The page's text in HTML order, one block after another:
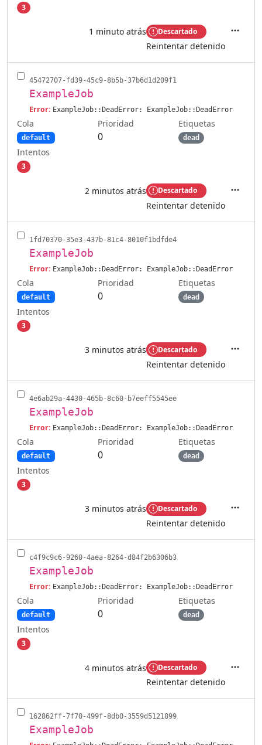
3
1 minuto atrás Descartado
Reintentar detenido
45472707-fd39-45c9-8b5b-37b6d1d209f1
ExampleJob
Error: ExampleJob::DeadError: ExampleJob::DeadError
Cola
default
Prioridad
0
Etiquetas
dead
Intentos
3
2 minutos atrás Descartado
Reintentar detenido
1fd70370-35e3-437b-81c4-8010f1bdfde4
ExampleJob
Error: ExampleJob::DeadError: ExampleJob::DeadError
Cola
default
Prioridad
0
Etiquetas
dead
Intentos
3
3 minutos atrás Descartado
Reintentar detenido
4e6ab29a-4430-465b-8c60-b7eeff5545ee
ExampleJob
Error: ExampleJob::DeadError: ExampleJob::DeadError
Cola
default
Prioridad
0
Etiquetas
dead
Intentos
3
3 minutos atrás Descartado
Reintentar detenido
c4f9c9c6-9260-4aea-8264-d84f2b6306b3
ExampleJob
Error: ExampleJob::DeadError: ExampleJob::DeadError
Cola
default
Prioridad
0
Etiquetas
dead
Intentos
3
4 minutos atrás Descartado
Reintentar detenido
162862ff-7f70-499f-8db0-3559d5121899
ExampleJob